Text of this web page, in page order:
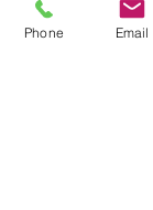
昇給：
各種手当（赴任
Phone Email